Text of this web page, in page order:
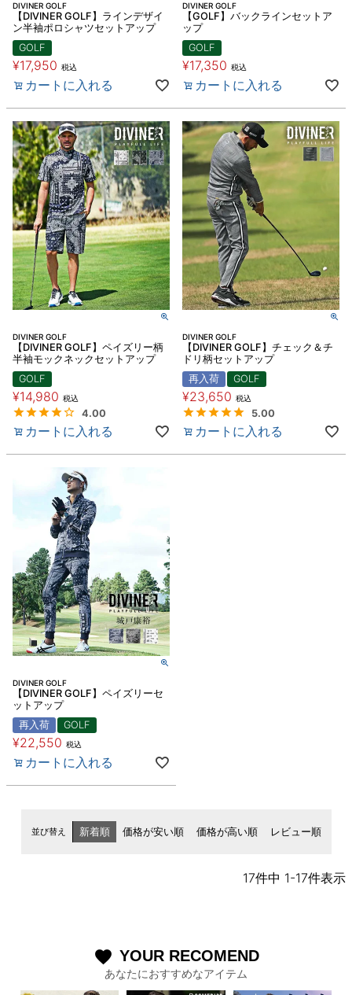
DIVINER GOLF
【DIVINER GOLF】ラインデザイ
ン半袖ポロシャツセットアップ
GOLF
¥17,950 税込
カートに入れる
DIVINER GOLF
【GOLF】バックラインセットア
ップ
GOLF
¥17,350 税込
カートに入れる
DIVINER GOLF
【DIVINER GOLF】ペイズリー柄
半袖モックネックセットアップ
GOLF
¥14,980 税込
4.00
カートに入れる
DIVINER GOLF
【DIVINER GOLF】チェック＆チ
ドリ柄セットアップ
再入荷
GOLF
¥23,650 税込
5.00
カートに入れる
DIVINER GOLF
【DIVINER GOLF】ペイズリーセ
ットアップ
再入荷
GOLF
¥22,550 税込
カートに入れる
並び替え 新着順 価格が安い順 価格が高い順 レビュー順
17件中 1-17件表示
favorite YOUR RECOMEND
あなたにおすすめなアイテム